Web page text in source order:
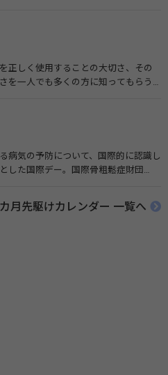
正しく使用することの大切さ、その
を一人でも多くの方に知ってもらう
健指導リソースガイド）
病気の予防について、国際的に認識し
した国際デー。国際骨粗鬆症財団
ー（WOD）
月先駆けカレンダー 一覧へ